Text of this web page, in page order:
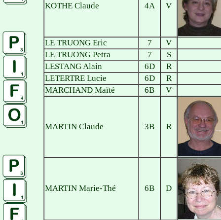
KOTHE Claude 4A V
LE TRUONG Eric 7
V
LE TRUONG Petra
7
S
LESTANG Alain
6D
R
LETERTRE Lucie
6D
R
MARCHAND Maïté
6B V
MARTIN Claude 3B R
MARTIN Marie-Thé 6B D